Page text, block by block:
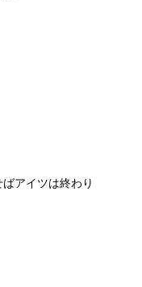
ばアイツは終わり